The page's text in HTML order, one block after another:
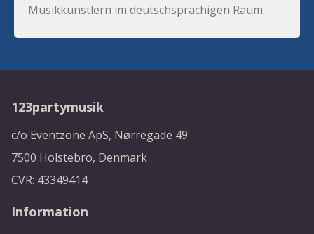
Musikkünstlern im deutschsprachigen Raum.
123partymusik
c/o Eventzone ApS, Nørregade 49
7500 Holstebro, Denmark
CVR: 43349414
Information